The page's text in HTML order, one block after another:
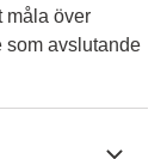
måla över
som avslutande